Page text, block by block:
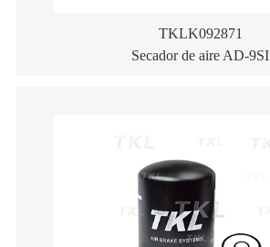
TKLK092871
Secador de aire AD-9SI